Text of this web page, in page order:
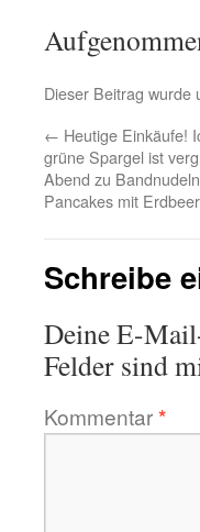
Dieser Beitrag wurde
← Heutige Einkäufe!
grüne Spargel ist
Abend zu
Pancakes mit
Schreibe
Deine E-
Felder sind
Kommentar*